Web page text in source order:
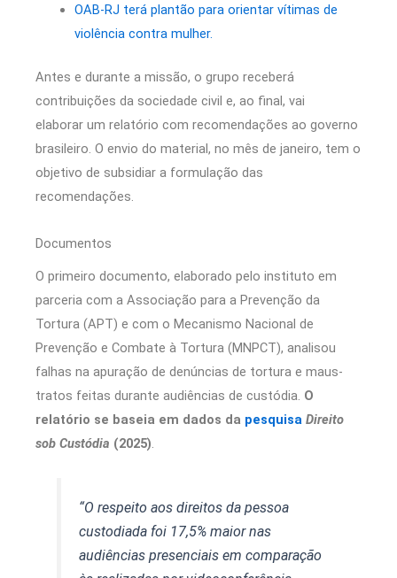
OAB-RJ terá plantão para orientar vítimas de
violência contra mulher.
Antes e durante a missão, o grupo receberá
contribuições da sociedade civil e, ao final, vai
elaborar um relatório com recomendações ao governo
brasileiro. O envio do material, no mês de janeiro, tem o
objetivo de subsidiar a formulação das
recomendações.
Documentos
O primeiro documento, elaborado pelo instituto em
parceria com a Associação para a Prevenção da
Tortura (APT) e com o Mecanismo Nacional de
Prevenção e Combate à Tortura (MNPCT), analisou
falhas na apuração de denúncias de tortura e maus-
tratos feitas durante audiências de custódia. O
relatório se baseia em dados da pesquisa Direito
sob Custódia (2025).
“O respeito aos direitos da pessoa
custodiada foi 17,5% maior nas
audiências presenciais em comparação